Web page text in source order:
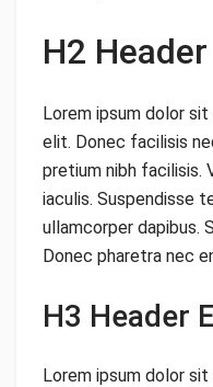
H2
Lorem ipsum dolor
elit. Donec facilisis
pretium nibh facilisis.
iaculis. Suspendisse
ullamcorper dapibus.
Donec pharetra nec
H3 Header
Lorem ipsum dolor